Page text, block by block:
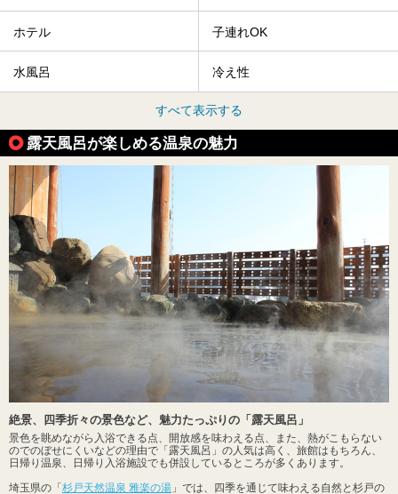
ホテル 子連れOK
水風呂 冷え性
すべて表示する
露天風呂が楽しめる温泉の魅力
絶景、四季折々の景色など、魅力たっぷりの「露天風呂」
景色を眺めながら入浴できる点、開放感を味わえる点、また、熱がこもらない
のでのぼせにくいなどの理由で「露天風呂」の人気は高く、旅館はもちろん、
日帰り温泉、日帰り入浴施設でも併設しているところが多くあります。
埼玉県の「 杉戸天然温泉 雅楽の湯 」では、四季を通じて味わえる自然と杉戸の